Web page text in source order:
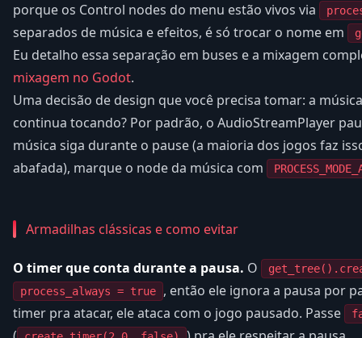
porque os Control nodes do menu estão vivos via
separados de música e efeitos, é só trocar o nome em
Eu detalho essa separação em buses e a mixagem
mixagem no Godot.
Uma decisão de design que você precisa tomar: a
continua tocando? Por padrão, o AudioStreamPlayer
música siga durante o pause (a maioria dos jogos faz
abafada), marque o node da música com
Armadilhas clássicas e como evitar
O timer que conta durante a pausa. O
process_always = true
, então ele ignora a pausa por
timer pra atacar, ele ataca com o jogo pausado. Passe